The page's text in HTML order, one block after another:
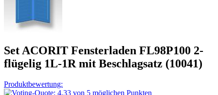
Set ACORIT Fensterladen FL98P100 2-
flügelig 1L-1R mit Beschlagsatz (10041)
Produktbewertung: